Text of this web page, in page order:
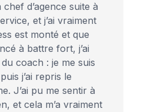
d’agence suite à
et j’ai vraiment
est monté et que
à battre fort, j’ai
coach : je me suis
j’ai repris le
J’ai pu me sentir à
et cela m’a vraiment